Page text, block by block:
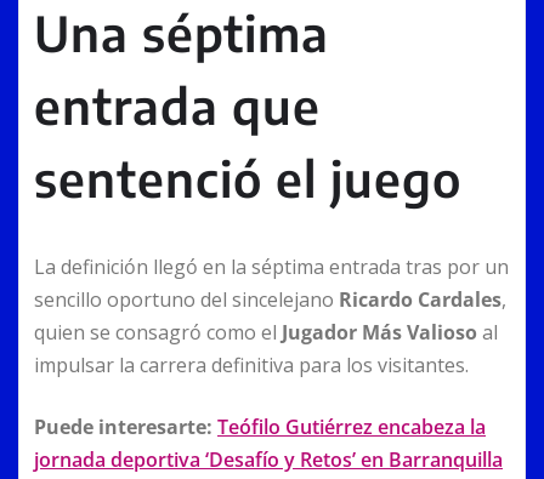
Una séptima
entrada que
sentenció el juego
La definición llegó en la séptima entrada tras por un
sencillo oportuno del sincelejano Ricardo Cardales,
quien se consagró como el Jugador Más Valioso al
impulsar la carrera definitiva para los visitantes.
Puede interesarte: Teófilo Gutiérrez encabeza la
jornada deportiva ‘Desafío y Retos’ en Barranquilla